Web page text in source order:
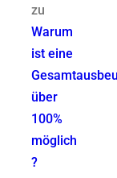
zu
Warum
ist eine
über
100%
möglich
?